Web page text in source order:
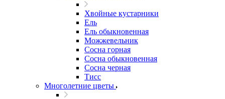
Хвойные кустарники
Ель
Ель обыкновенная
Можжевельник
Сосна горная
Сосна обыкновенная
Сосна черная
Тисс
Многолетние цветы